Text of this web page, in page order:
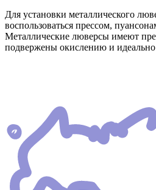
Для установки металлического
воспользоваться прессом,
Металлические люверсы имеют
подвержены окислению и идеально